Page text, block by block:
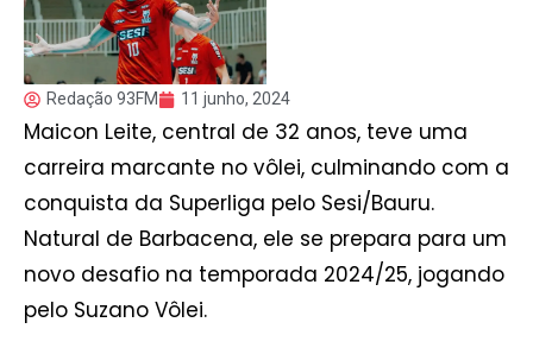
Redação 93FM 11 junho, 2024
Maicon Leite, central de 32 anos, teve uma
carreira marcante no vôlei, culminando com a
conquista da Superliga pelo Sesi/Bauru.
Natural de Barbacena, ele se prepara para um
novo desafio na temporada 2024/25, jogando
pelo Suzano Vôlei.